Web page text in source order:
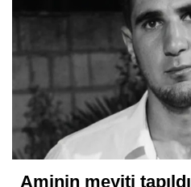
Aminin meyiti tapıldı